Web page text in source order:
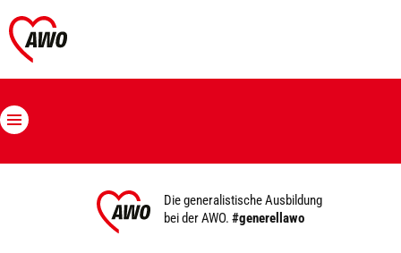
Die generalistische Ausbildung
bei der AWO.#generellawo